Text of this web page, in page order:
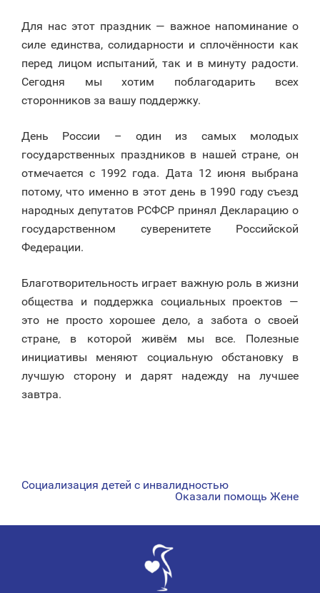
Для нас этот праздник — важное напоминание о
силе единства, солидарности и сплочённости как
перед лицом испытаний, так и в минуту радости.
Сегодня мы хотим поблагодарить всех
сторонников за вашу поддержку.
День России – один из самых молодых
государственных праздников в нашей стране, он
отмечается с 1992 года. Дата 12 июня выбрана
потому, что именно в этот день в 1990 году съезд
народных депутатов РСФСР принял Декларацию о
государственном суверенитете Российской
Федерации.
Благотворительность играет важную роль в жизни
общества и поддержка социальных проектов —
это не просто хорошее дело, а забота о своей
стране, в которой живём мы все. Полезные
инициативы меняют социальную обстановку в
лучшую сторону и дарят надежду на лучшее
завтра.
НАВИГАЦИЯ
Социализация детей с инвалидностью
Оказали помощь Жене